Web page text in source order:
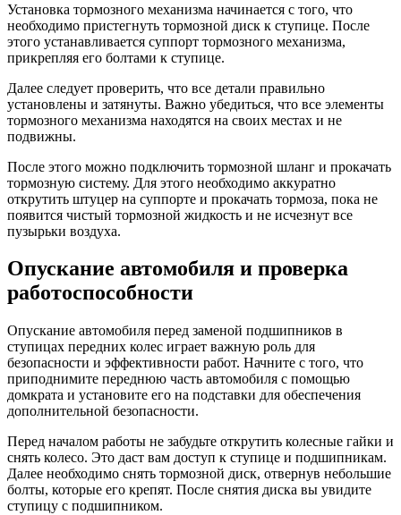
Установка тормозного механизма начинается с того, что
необходимо пристегнуть тормозной диск к ступице. После
этого устанавливается суппорт тормозного механизма,
прикрепляя его болтами к ступице.
Далее следует проверить, что все детали правильно
установлены и затянуты. Важно убедиться, что все элементы
тормозного механизма находятся на своих местах и не
подвижны.
После этого можно подключить тормозной шланг и прокачать
тормозную систему. Для этого необходимо аккуратно
открутить штуцер на суппорте и прокачать тормоза, пока не
появится чистый тормозной жидкость и не исчезнут все
пузырьки воздуха.
Опускание автомобиля и проверка
работоспособности
Опускание автомобиля перед заменой подшипников в
ступицах передних колес играет важную роль для
безопасности и эффективности работ. Начните с того, что
приподнимите переднюю часть автомобиля с помощью
домкрата и установите его на подставки для обеспечения
дополнительной безопасности.
Перед началом работы не забудьте открутить колесные гайки и
снять колесо. Это даст вам доступ к ступице и подшипникам.
Далее необходимо снять тормозной диск, отвернув небольшие
болты, которые его крепят. После снятия диска вы увидите
ступицу с подшипником.